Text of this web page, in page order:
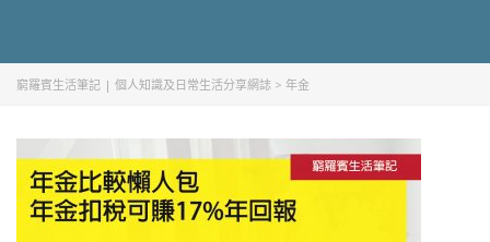
窮羅賓生活筆記 | 個人知識及日常生活分享網誌 > 年金